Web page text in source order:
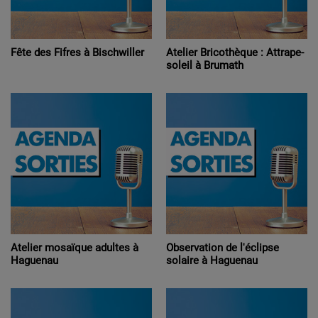
Fête des Fifres à Bischwiller
Atelier Bricothèque : Attrape-
soleil à Brumath
Atelier mosaïque adultes à
Haguenau
Observation de l'éclipse
solaire à Haguenau